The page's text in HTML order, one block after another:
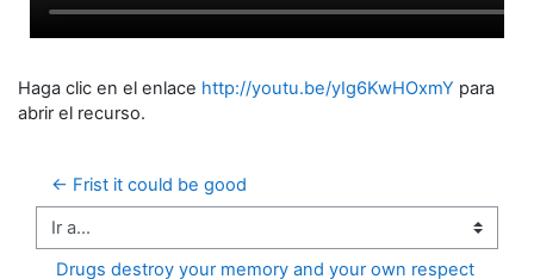
Haga clic en el enlace http://youtu.be/yIg6KwHOxmY para
abrir el recurso.
← Frist it could be good
Ir a...
Drugs destroy your memory and your own respect